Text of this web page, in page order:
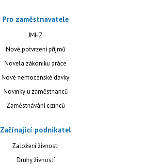
Pro zaměstnavatele
JMHZ
Nové potvrzení příjmů
Novela zákoníku práce
Nové nemocenské dávky
Novinky u zaměstnanců
Zaměstnávání cizinců
Začínající podnikatel
Založení živnosti
Druhy živností